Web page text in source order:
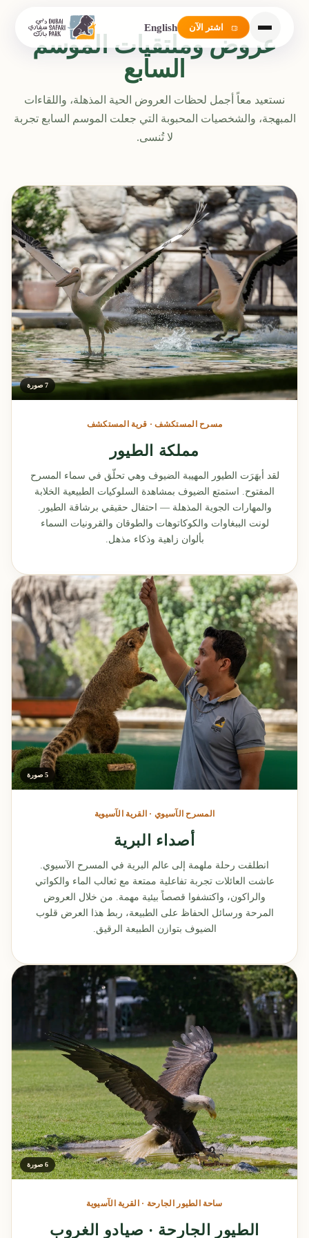
English اشتر الآن
عروض وملتقيات الموسم
السابع
نستعيد معاً أجمل لحظات العروض الحية المذهلة، واللقاءات
المبهجة، والشخصيات المحبوبة التي جعلت الموسم السابع تجربة
لا تُنسى.
7 صورة
مسرح المستكشف · قرية المستكشف
مملكة الطيور
لقد أبهَرَت الطيور المهيبة الضيوف وهي تحلّق في سماء المسرح
المفتوح. استمتع الضيوف بمشاهدة السلوكيات الطبيعية الخلابة
والمهارات الجوية المذهلة — احتفال حقيقي برشاقة الطيور.
لونت الببغاوات والكوكاتوهات والطوقان والقرونيات السماء
بألوان زاهية وذكاء مذهل.
5 صورة
المسرح الآسيوي · القرية الآسيوية
أصداء البرية
انطلقت رحلة ملهمة إلى عالم البرية في المسرح الآسيوي.
عاشت العائلات تجربة تفاعلية ممتعة مع ثعالب الماء والكواتي
والراكون، واكتشفوا قصصاً بيئية مهمة. من خلال العروض
المرحة ورسائل الحفاظ على الطبيعة، ربط هذا العرض قلوب
الضيوف بتوازن الطبيعة الرقيق.
6 صورة
ساحة الطيور الجارحة · القرية الآسيوية
الطيور الجارحة · صيادو الغروب